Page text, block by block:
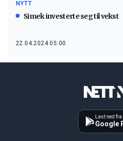
NYTT
Simek investerte seg til vekst
22.04.2024 05:00
Last ned fra
Google